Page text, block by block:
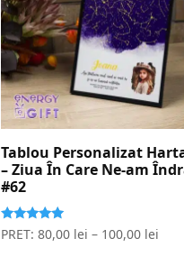
Tablou Personalizat
– Ziua În Care Ne-am
#62
Evaluat la
5.00
PRET: 80,00 lei – 100,00 lei